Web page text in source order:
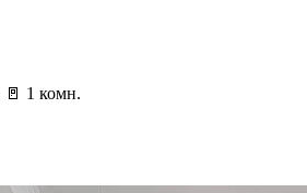
🚪 1 комн.